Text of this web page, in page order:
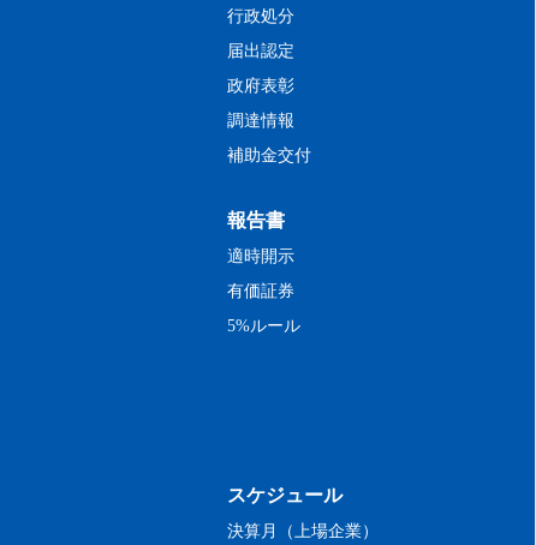
行政処分
届出認定
政府表彰
調達情報
補助金交付
報告書
適時開示
有価証券
5%ルール
スケジュール
決算月（上場企業）